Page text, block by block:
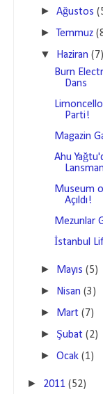
►Ağustos
►Temmuz
▼ Haziran (7)
Burn
Dans
Parti!
Magazin
Ahu
Lansman
Museum
Açıldı!
Mezunlar
İstanbul
► Mayıs (5)
► Nisan (3)
► Mart (7)
► Şubat (2)
►Ocak (1)
► 2011 (52)